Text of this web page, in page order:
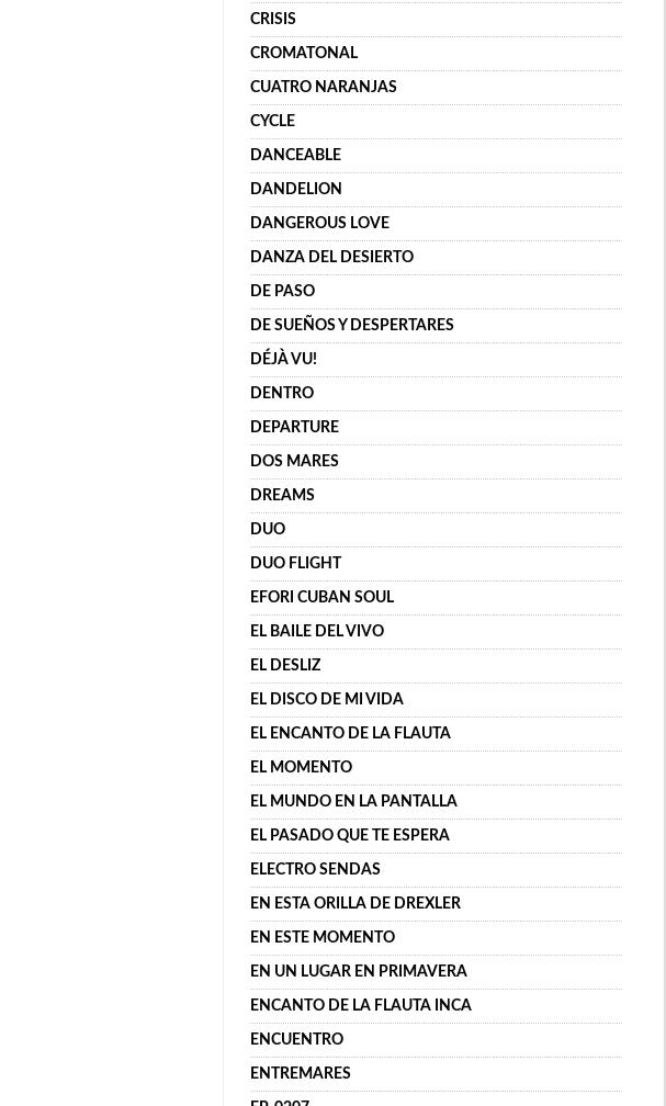
CRISIS
CROMATONAL
CUATRO NARANJAS
CYCLE
DANCEABLE
DANDELION
DANGEROUS LOVE
DANZA DEL DESIERTO
DE PASO
DE SUEÑOS Y DESPERTARES
DÉJÀ VU!
DENTRO
DEPARTURE
DOS MARES
DREAMS
DUO
DUO FLIGHT
EFORI CUBAN SOUL
EL BAILE DEL VIVO
EL DESLIZ
EL DISCO DE MI VIDA
EL ENCANTO DE LA FLAUTA
EL MOMENTO
EL MUNDO EN LA PANTALLA
EL PASADO QUE TE ESPERA
ELECTRO SENDAS
EN ESTA ORILLA DE DREXLER
EN ESTE MOMENTO
EN UN LUGAR EN PRIMAVERA
ENCANTO DE LA FLAUTA INCA
ENCUENTRO
ENTREMARES